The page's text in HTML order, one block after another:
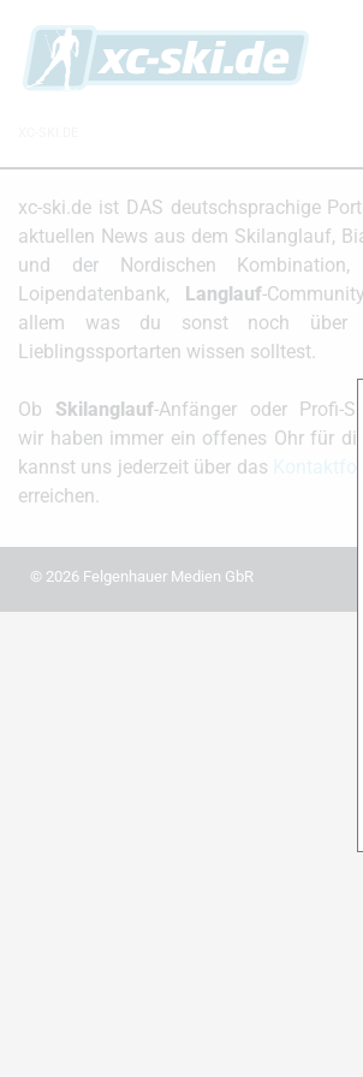
xc-ski.de ist DAS deutschsprachige
aktuellen News aus dem Skilanglauf,
und der Nordischen Kombination,
Loipendatenbank, Langlauf-
allem was du sonst noch über
Lieblingssportarten wissen solltest.
Ob Skilanglauf-Anfänger oder Profi-
wir haben immer ein offenes Ohr für
kannst uns jederzeit über das
erreichen.
© 2026 Felgenhauer Medien GbR